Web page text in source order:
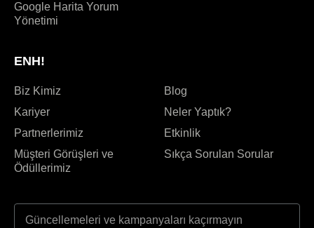
Google Harita Yorum
Yönetimi
ENH!
Biz Kimiz
Kariyer
Partnerlerimiz
Müşteri Görüşleri ve
Ödüllerimiz
Blog
Neler Yaptık?
Etkinlik
Sıkça Sorulan Sorular